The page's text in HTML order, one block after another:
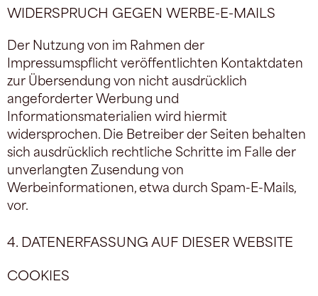
WIDERSPRUCH GEGEN WERBE-E-MAILS
Der Nutzung von im Rahmen der
Impressumspflicht veröffentlichten Kontaktdaten
zur Übersendung von nicht ausdrücklich
angeforderter Werbung und
Informationsmaterialien wird hiermit
widersprochen. Die Betreiber der Seiten behalten
sich ausdrücklich rechtliche Schritte im Falle der
unverlangten Zusendung von
Werbeinformationen, etwa durch Spam-E-Mails,
vor.
4. DATENERFASSUNG AUF DIESER WEBSITE
COOKIES